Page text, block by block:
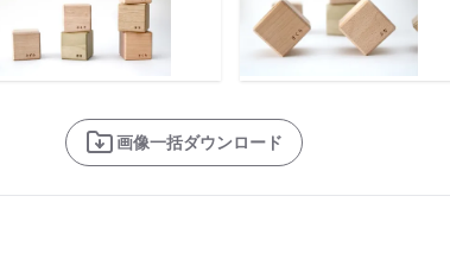
画像一括ダウンロード